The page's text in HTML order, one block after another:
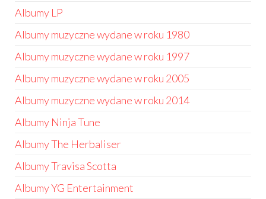
Albumy LP
Albumy muzyczne wydane w roku 1980
Albumy muzyczne wydane w roku 1997
Albumy muzyczne wydane w roku 2005
Albumy muzyczne wydane w roku 2014
Albumy Ninja Tune
Albumy The Herbaliser
Albumy Travisa Scotta
Albumy YG Entertainment